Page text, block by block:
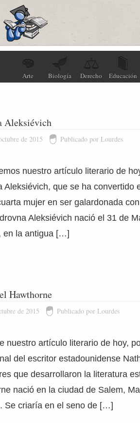
Arte Biología Derecho Educación
Aleksiévich
de 2015 Publicado por Lourdes
nuestro artículo literario de
Aleksiévich, que se ha convertido
mujer en ser galardonada
Aleksiévich nació el 31 de
en la antigua […]
Hawthorne
de 2015 Publicado por Lourdes
nuestro artículo literario de hoy,
del escritor estadounidense
que desarrollaron la literatura
nació en la ciudad de Salem,
Se criaría en el seno de […]